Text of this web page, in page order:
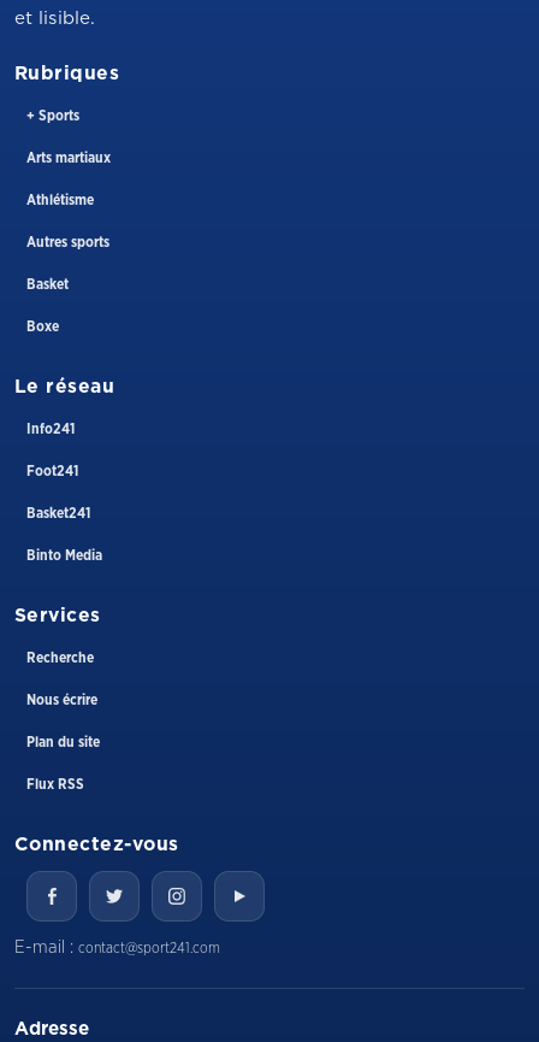
et lisible.
Rubriques
+ Sports
Arts martiaux
Athlétisme
Autres sports
Basket
Boxe
Le réseau
Info241
Foot241
Basket241
Binto Media
Services
Recherche
Nous écrire
Plan du site
Flux RSS
Connectez-vous
E-mail : contact@sport241.com
Adresse